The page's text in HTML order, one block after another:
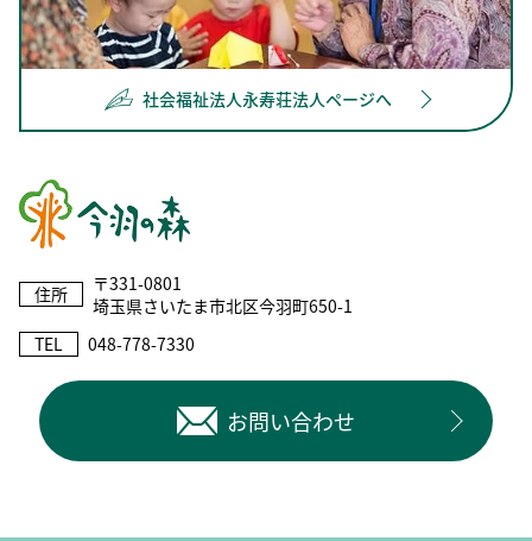
社会福祉法人永寿荘法人ページへ
住所
〒331-0801
埼玉県さいたま市北区今羽町650-1
TEL
048-778-7330
お問い合わせ